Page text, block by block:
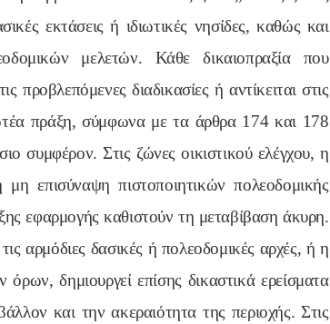
εκτάσεις ή ιδιωτικές νησίδες, καθώς και
μελετών. Κάθε δικαιοπραξία που
προβλεπόμενες διαδικασίες ή αντίκειται στις
πράξη, σύμφωνα με τα άρθρα 174 και 178
συμφέρον. Στις ζώνες οικιστικού ελέγχου, η
επισύναψη πιστοποιητικών πολεοδομικής
εφαρμογής καθιστούν τη μεταβίβαση άκυρη.
αρμόδιες δασικές ή πολεοδομικές αρχές, ή η
δημιουργεί επίσης δικαστικά ερείσματα
και την ακεραιότητα της περιοχής. Στις